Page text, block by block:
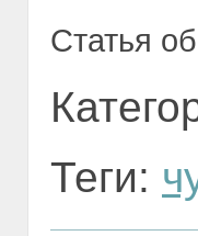
Статья
Теги: